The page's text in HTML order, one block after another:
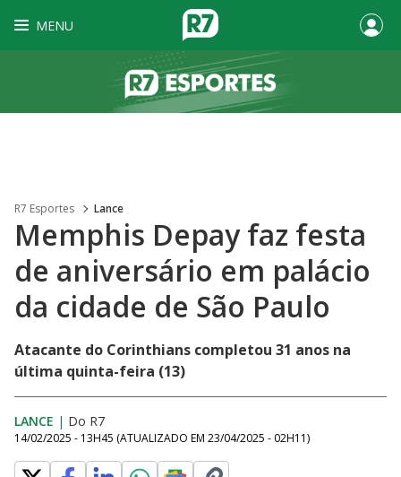
MENU
R7 Esportes Lance
Memphis Depay faz festa
de aniversário em palácio
da cidade de São Paulo
Atacante do Corinthians completou 31 anos na
última quinta-feira (13)
LANCE | Do R7
14/02/2025 - 13H45 (ATUALIZADO EM 23/04/2025 - 02H11)